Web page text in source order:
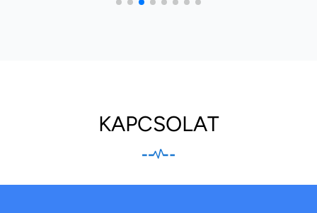
KAPCSOLAT